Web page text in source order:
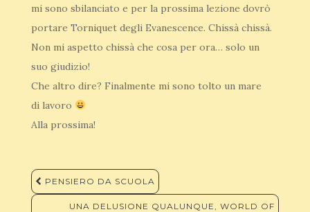
mi sono sbilanciato e per la prossima lezione dovrò
portare Torniquet degli Evanescence. Chissà chissà.
Non mi aspetto chissà che cosa per ora… solo un
suo giudizio!
Che altro dire? Finalmente mi sono tolto un mare
di lavoro
Alla prossima!
Navigazione
articoli
PENSIERO DA SCUOLA
UNA DELUSIONE QUALUNQUE, WORLD OF